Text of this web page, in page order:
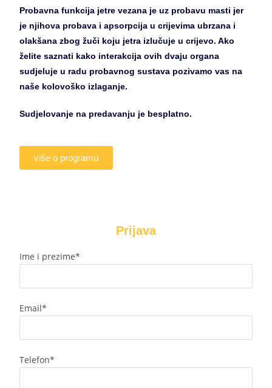
Probavna funkcija jetre vezana je uz probavu masti jer
je njihova probava i apsorpcija u crijevima ubrzana i
olakšana zbog žuči koju jetra izlučuje u crijevo. Ako
želite saznati kako interakcija ovih dvaju organa
sudjeluje u radu probavnog sustava pozivamo vas na
naše kolovoško izlaganje.
Sudjelovanje na predavanju je besplatno.
više o programu
Prijava
Ime i prezime*
Email*
Telefon*